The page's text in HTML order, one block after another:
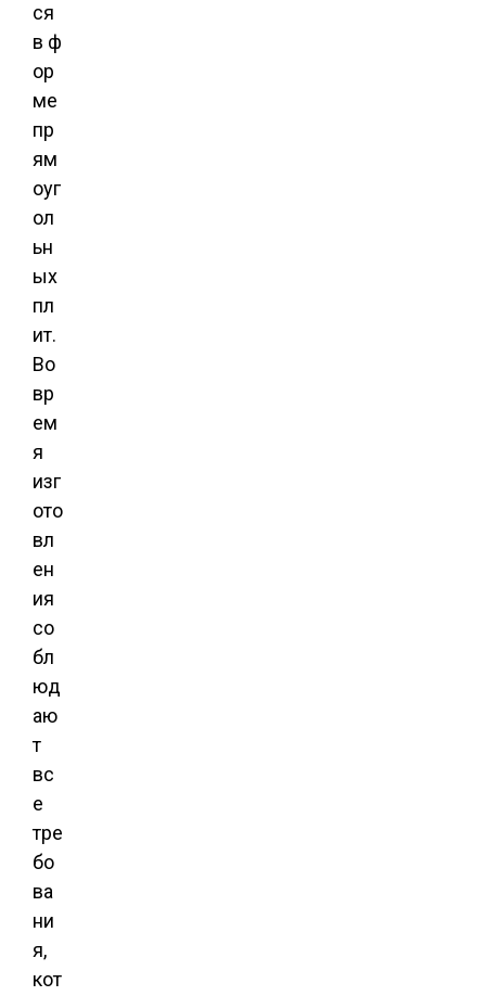
ся
в ф
ор
ме
пр
ям
оуг
ол
ьн
ых
пл
ит.
Во
вр
ем
я
изг
ото
вл
ен
ия
со
бл
юд
аю
т
вс
е
тре
бо
ва
ни
я,
кот